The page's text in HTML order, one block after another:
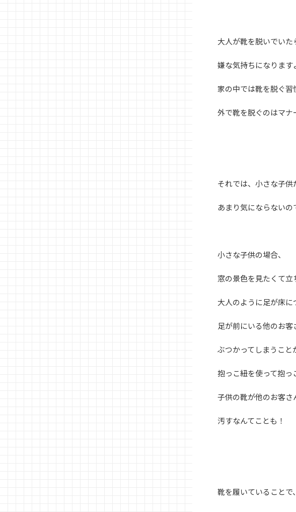
大人が靴を脱いでいた
嫌な気持ちになります
家の中では靴を脱ぐ習
外で靴を脱ぐのはマ
それでは、小さな子供
あまり気にならない
小さな子供の場合、
窓の景色を見たくて立
大人のように足が床に
足が前にいる他のお客
ぶつかってしまうこと
抱っこ紐を使って抱っ
子供の靴が他のお客さ
汚すなんてことも！
靴を履いていることで、